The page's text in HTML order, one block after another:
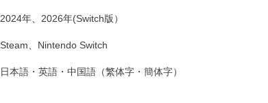
2024年、2026年(Switch版）
Steam、Nintendo Switch
日本語・英語・中国語（繁体字・簡体字）